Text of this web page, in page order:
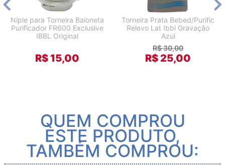
Niple para Torneira Baioneta
Purificador FR600 Exclusive
IBBL Original
R$ 15,00
Torneira Prata Bebed/Purific
Relevo Lat Ibbl Gravação
Azul
R$ 30,00
R$ 25,00
QUEM COMPROU
ESTE PRODUTO,
TAMBÉM COMPROU: